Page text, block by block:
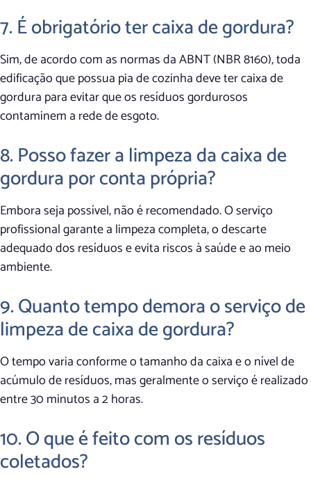
7. É obrigatório ter caixa de gordura?
Sim, de acordo com as normas da ABNT (NBR 8160), toda
edificação que possua pia de cozinha deve ter caixa de
gordura para evitar que os resíduos gordurosos
contaminem a rede de esgoto.
8. Posso fazer a limpeza da caixa de
gordura por conta própria?
Embora seja possível, não é recomendado. O serviço
profissional garante a limpeza completa, o descarte
adequado dos resíduos e evita riscos à saúde e ao meio
ambiente.
9. Quanto tempo demora o serviço de
limpeza de caixa de gordura?
O tempo varia conforme o tamanho da caixa e o nível de
acúmulo de resíduos, mas geralmente o serviço é realizado
entre 30 minutos a 2 horas.
10. O que é feito com os resíduos
coletados?